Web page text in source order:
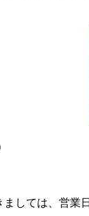
しては、営業